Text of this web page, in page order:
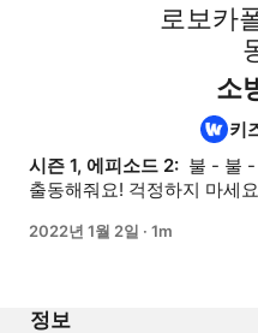
로보카
소
키
시즌 1, 에피소드 2: 불 - 불 -
출동해줘요! 걱정하지 마세
2022년 1월 2일 · 1m
정보